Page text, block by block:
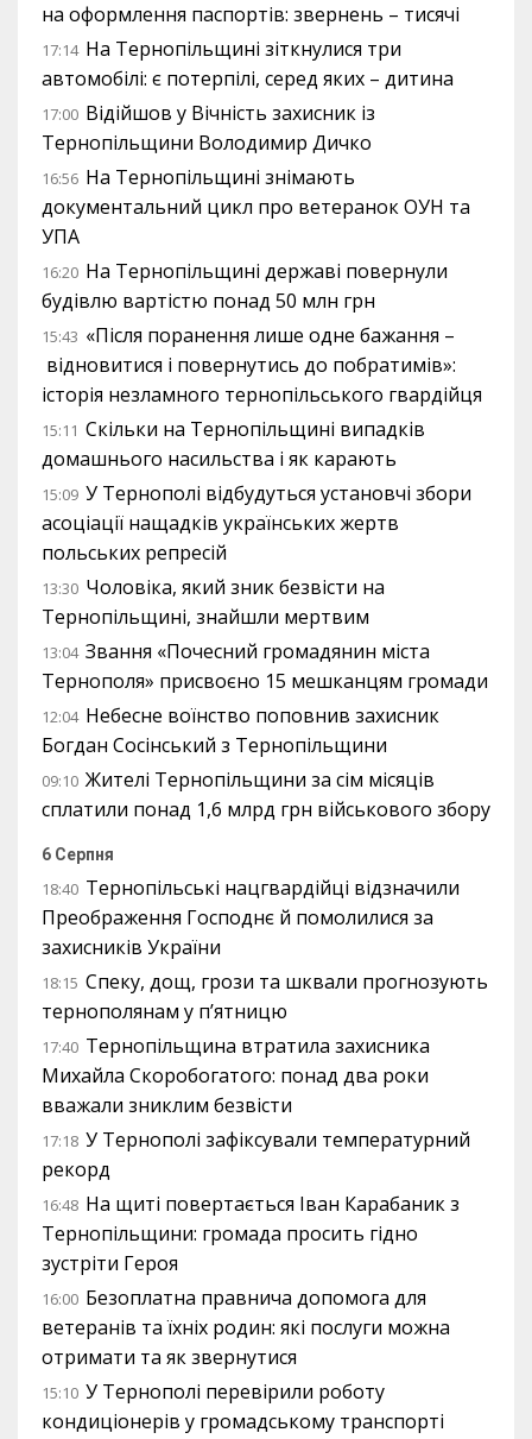
на оформлення паспортів: звернень – тисячі
17:14 На Тернопільщині зіткнулися три
автомобілі: є потерпілі, серед яких – дитина
17:00 Відійшов у Вічність захисник із
Тернопільщини Володимир Дичко
16:56 На Тернопільщині знімають
документальний цикл про ветеранок ОУН та
УПА
16:20 На Тернопільщині державі повернули
будівлю вартістю понад 50 млн грн
15:43 «Після поранення лише одне бажання –
відновитися і повернутись до побратимів»:
історія незламного тернопільського гвардійця
15:11 Скільки на Тернопільщині випадків
домашнього насильства і як карають
15:09 У Тернополі відбудуться установчі збори
асоціації нащадків українських жертв
польських репресій
13:30 Чоловіка, який зник безвісти на
Тернопільщині, знайшли мертвим
13:04 Звання «Почесний громадянин міста
Тернополя» присвоєно 15 мешканцям громади
12:04 Небесне воїнство поповнив захисник
Богдан Сосінський з Тернопільщини
09:10 Жителі Тернопільщини за сім місяців
сплатили понад 1,6 млрд грн військового збору
6 Серпня
18:40 Тернопільські нацгвардійці відзначили
Преображення Господнє й помолилися за
захисників України
18:15 Спеку, дощ, грози та шквали прогнозують
тернополянам у п’ятницю
17:40 Тернопільщина втратила захисника
Михайла Скоробогатого: понад два роки
вважали зниклим безвісти
17:18 У Тернополі зафіксували температурний
рекорд
16:48 На щиті повертається Іван Карабаник з
Тернопільщини: громада просить гідно
зустріти Героя
16:00 Безоплатна правнича допомога для
ветеранів та їхніх родин: які послуги можна
отримати та як звернутися
15:10 У Тернополі перевірили роботу
кондиціонерів у громадському транспорті